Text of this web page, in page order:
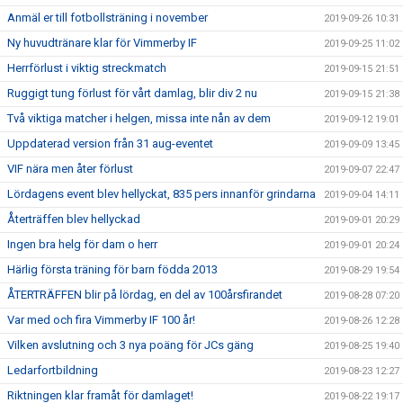
Anmäl er till fotbollsträning i november 2019-09-26 10:31
Ny huvudtränare klar för Vimmerby IF 2019-09-25 11:02
Herrförlust i viktig streckmatch 2019-09-15 21:51
Ruggigt tung förlust för vårt damlag, blir div 2 nu 2019-09-15 21:38
Två viktiga matcher i helgen, missa inte nån av dem 2019-09-12 19:01
Uppdaterad version från 31 aug-eventet 2019-09-09 13:45
VIF nära men åter förlust 2019-09-07 22:47
Lördagens event blev hellyckat, 835 pers innanför grindarna 2019-09-04 14:11
Återträffen blev hellyckad 2019-09-01 20:29
Ingen bra helg för dam o herr 2019-09-01 20:24
Härlig första träning för barn födda 2013 2019-08-29 19:54
ÅTERTRÄFFEN blir på lördag, en del av 100årsfirandet 2019-08-28 07:20
Var med och fira Vimmerby IF 100 år! 2019-08-26 12:28
Vilken avslutning och 3 nya poäng för JCs gäng 2019-08-25 19:40
Ledarfortbildning 2019-08-23 12:27
Riktningen klar framåt för damlaget! 2019-08-22 19:17